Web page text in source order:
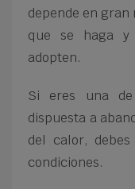
depende en gran
que se haga y
adopten.
Si eres una
dispuesta a
del calor,
condiciones.